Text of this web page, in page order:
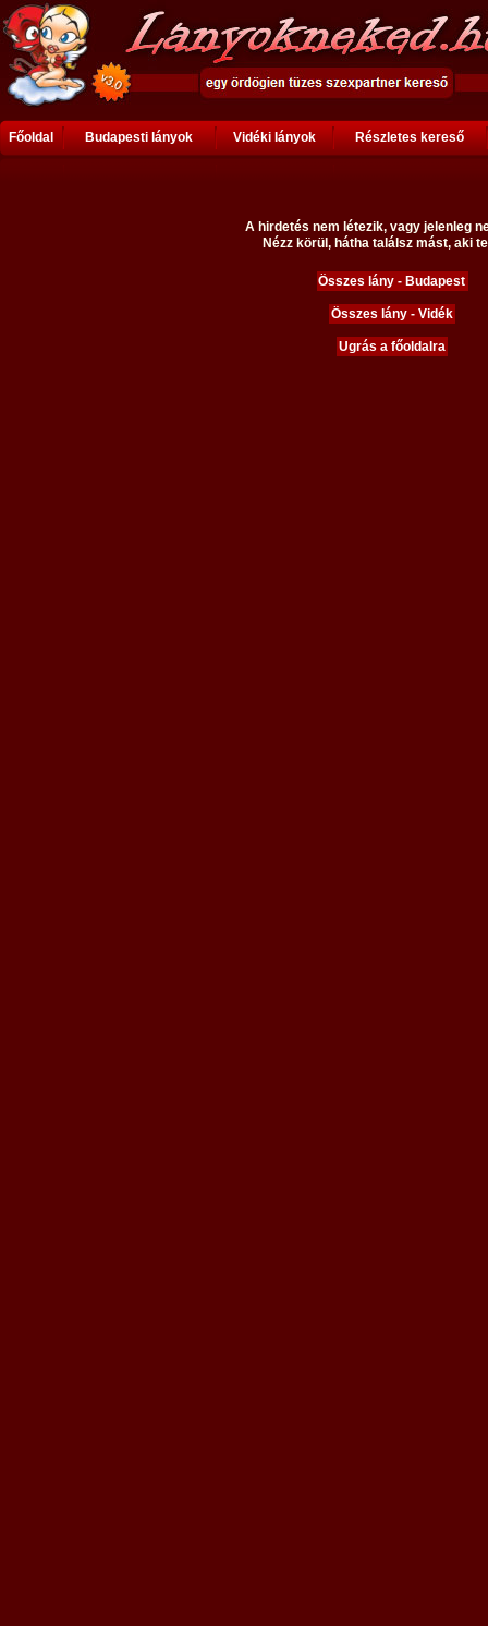
Főoldal Budapesti lányok Vidéki lányok Részletes kereső
A hirdetés nem létezik, vagy jelenleg
Nézz körül, hátha találsz mást, aki
Összes lány - Budapest
Összes lány - Vidék
Ugrás a főoldalra